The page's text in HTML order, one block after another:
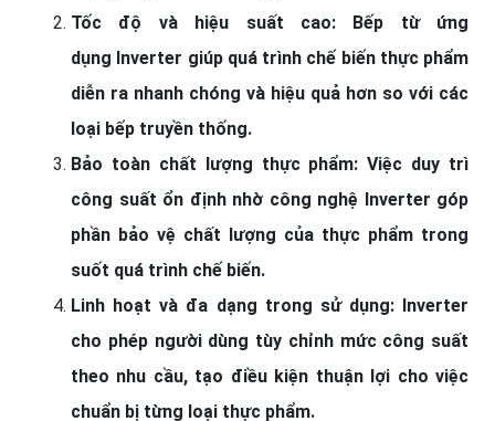
Tốc độ và hiệu suất cao: Bếp từ ứng
dụng Inverter giúp quá trình chế biến thực phẩm
diễn ra nhanh chóng và hiệu quả hơn so với các
loại bếp truyền thống.
Bảo toàn chất lượng thực phẩm: Việc duy trì
công suất ổn định nhờ công nghệ Inverter góp
phần bảo vệ chất lượng của thực phẩm trong
suốt quá trình chế biến.
Linh hoạt và đa dạng trong sử dụng: Inverter
cho phép người dùng tùy chỉnh mức công suất
theo nhu cầu, tạo điều kiện thuận lợi cho việc
chuẩn bị từng loại thực phẩm.